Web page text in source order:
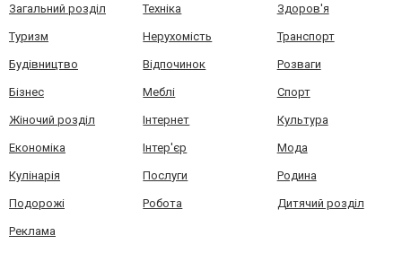
Загальний розділ Техніка Здоров'я
Туризм Нерухомість Транспорт
Будівництво Відпочинок Розваги
Бізнес Меблі Спорт
Жіночий розділ Інтернет Культура
Економіка Інтер'єр Мода
Кулінарія Послуги Родина
Подорожі Робота Дитячий розділ
Реклама